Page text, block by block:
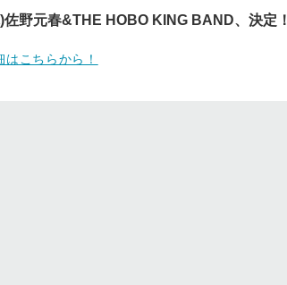
佐野元春&THE HOBO KING BAND、決定！
はこちらから！